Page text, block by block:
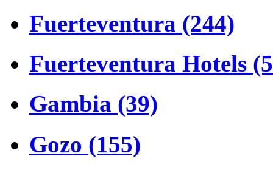
Fuerteventura (244)
Fuerteventura Hotels
Gambia (39)
Gozo (155)